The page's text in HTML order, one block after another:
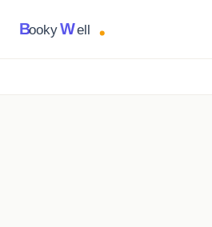
BookyWell